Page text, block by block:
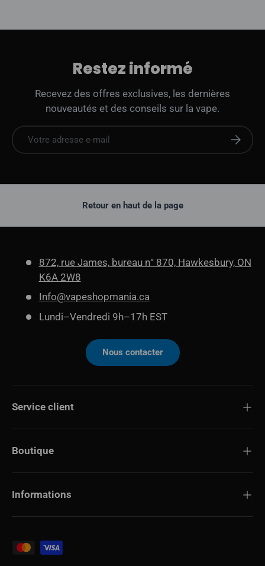
Restez informé
Recevez des offres exclusives, les dernières
nouveautés et des conseils sur la vape.
E-mail
Retour en haut de la page
872, rue James, bureau n° 870, Hawkesbury, ON
K6A 2W8
Info@vapeshopmania.ca
Lundi–Vendredi 9h–17h EST
Nous contacter
Service client
Boutique
Informations
Modes de paiement acceptés